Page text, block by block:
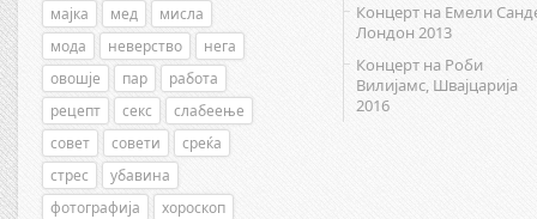
мајка
мед
мисла
мода
неверство
нега
овошје
пар
работа
рецепт
секс
слабеење
совет
совети
среќа
стрес
убавина
фотографија
хороскоп
Концерт на Емели
Лондон 2013
Концерт на Роби
Вилијамс, Швајцарија
2016